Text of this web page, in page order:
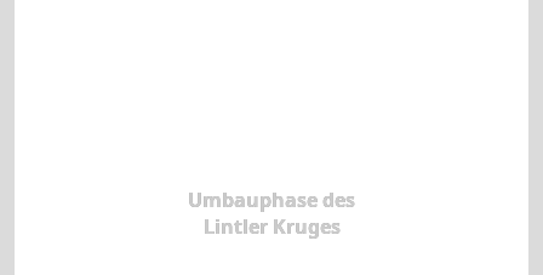
Umbauphase des
Lintler Kruges